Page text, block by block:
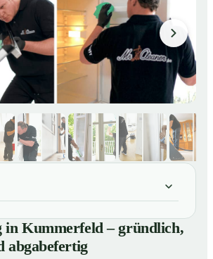
in Kummerfeld – gründlich, besenrein
in Kummerfeld – gründlich,
abgabefertig